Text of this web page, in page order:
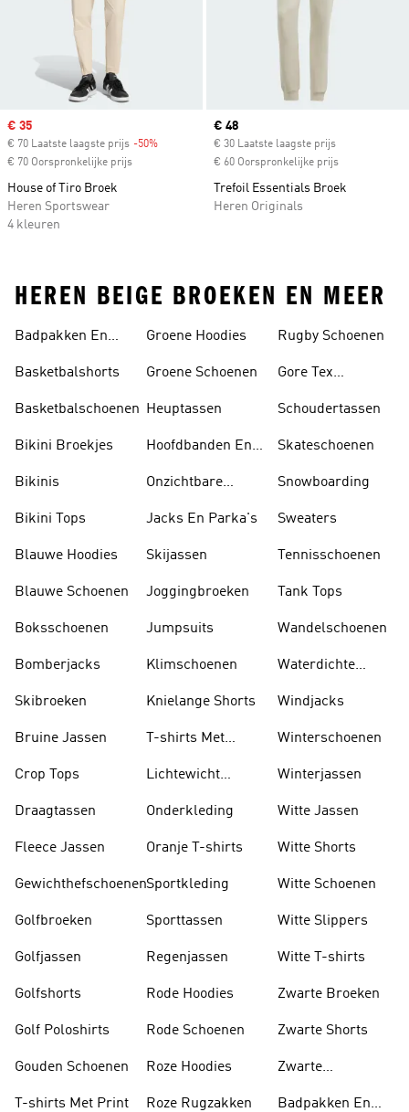
Sale price
€ 35
€ 70 Laatste laagste prijs -50%
€ 70 Oorspronkelijke prijs
House of Tiro Broek
Heren Sportswear
4 kleuren
Current price
€ 48
€ 30 Laatste laagste prijs
€ 60 Oorspronkelijke prijs
Trefoil Essentials Broek
Heren Originals
HEREN BEIGE BROEKEN EN MEER
Badpakken En
Basketbalshorts
Basketbalschoenen
Bikini Broekjes
Bikinis
Bikini Tops
Blauwe Hoodies
Blauwe Schoenen
Boksschoenen
Bomberjacks
Skibroeken
Bruine Jassen
Crop Tops
Draagtassen
Fleece Jassen
Gewichthefschoenen
Golfbroeken
Golfjassen
Golfshorts
Golf Poloshirts
Gouden Schoenen
T-shirts Met Print
Groene Hoodies
Groene Schoenen
Heuptassen
Hoofdbanden En
Onzichtbare
Jacks En Parka's
Skijassen
Joggingbroeken
Jumpsuits
Klimschoenen
Knielange Shorts
T-shirts Met
Lichtewicht
Onderkleding
Oranje T-shirts
Sportkleding
Sporttassen
Regenjassen
Rode Hoodies
Rode Schoenen
Roze Hoodies
Roze Rugzakken
Rugby Schoenen
Gore Tex
Schoudertassen
Skateschoenen
Snowboarding
Sweaters
Tennisschoenen
Tank Tops
Wandelschoenen
Waterdichte
Windjacks
Winterschoenen
Winterjassen
Witte Jassen
Witte Shorts
Witte Schoenen
Witte Slippers
Witte T-shirts
Zwarte Broeken
Zwarte Shorts
Zwarte
Badpakken En